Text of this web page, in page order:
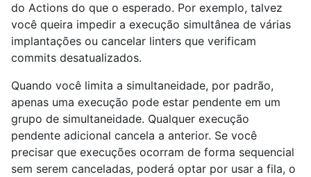
do Actions do que o esperado. Por exemplo, talvez
você queira impedir a execução simultânea de várias
implantações ou cancelar linters que verificam
commits desatualizados.
Quando você limita a simultaneidade, por padrão,
apenas uma execução pode estar pendente em um
grupo de simultaneidade. Qualquer execução
pendente adicional cancela a anterior. Se você
precisar que execuções ocorram de forma sequencial
sem serem canceladas, poderá optar por usar a fila, o